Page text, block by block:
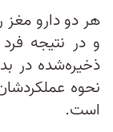
هر دو دارو
و در نتیجه
ذخیره‌شده در
نحوه
است.